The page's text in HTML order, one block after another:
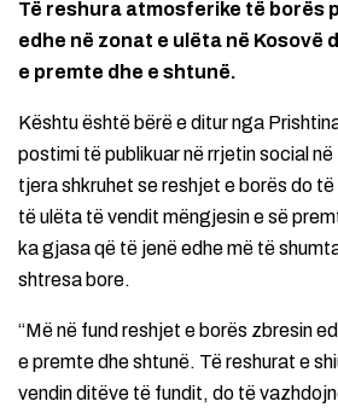
Të reshura atmosferike të borës
edhe në zonat e ulëta në Kosovë
e premte dhe e shtunë.
Kështu është bërë e ditur nga
postimi të publikuar në rrjetin social
tjera shkruhet se reshjet e borës do
të ulëta të vendit mëngjesin e së
ka gjasa që të jenë edhe më të
shtresa bore.
“Më në fund reshjet e borës zbresin
e premte dhe shtunë. Të reshurat e
vendin ditëve të fundit, do të